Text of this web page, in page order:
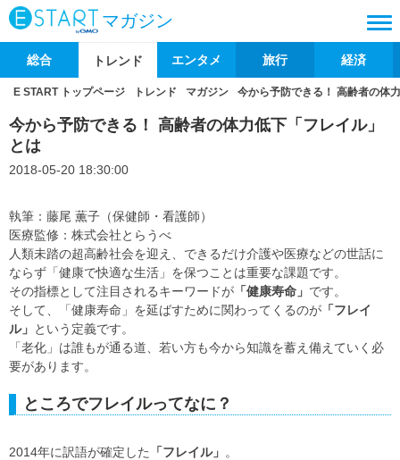
マガジン
総合 トレンド エンタメ 旅行 経済
E START トップページ トレンド マガジン 今から予防できる！ 高齢者の体
今から予防できる！ 高齢者の体力低下「フレイル」
とは
2018-05-20 18:30:00
執筆：藤尾 薫子（保健師・看護師）
医療監修：株式会社とらうべ
人類未踏の超高齢社会を迎え、できるだけ介護や医療などの世話に
ならず「健康で快適な生活」を保つことは重要な課題です。
その指標として注目されるキーワードが 「健康寿命」 です。
そして、「健康寿命」を延ばすために関わってくるのが 「フレイ
ル」 という定義です。
「老化」は誰もが通る道、若い方も今から知識を蓄え備えていく必
要があります。
ところでフレイルってなに？
2014年に訳語が確定した 「フレイル」 。